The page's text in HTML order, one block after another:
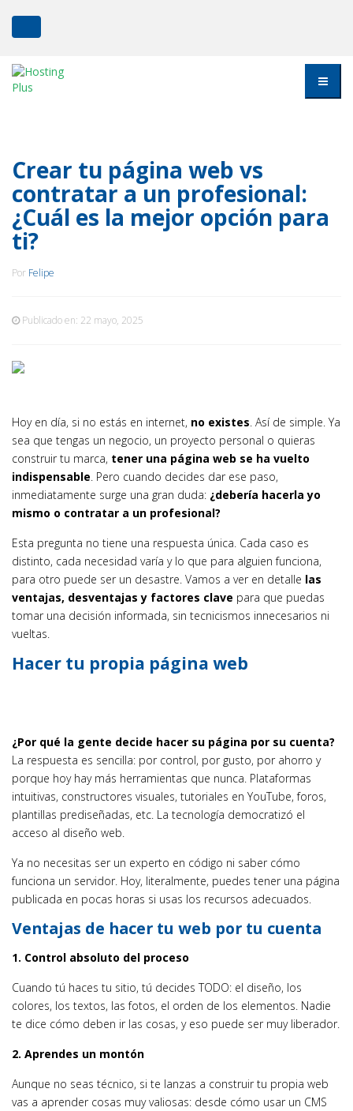
Crear tu página web vs
contratar a un profesional:
¿Cuál es la mejor opción para
ti?
Por Felipe
Publicado en: 22 mayo, 2025
Hoy en día, si no estás en internet, no existes. Así de simple. Ya
sea que tengas un negocio, un proyecto personal o quieras
construir tu marca, tener una página web se ha vuelto
indispensable. Pero cuando decides dar ese paso,
inmediatamente surge una gran duda: ¿debería hacerla yo
mismo o contratar a un profesional?
Esta pregunta no tiene una respuesta única. Cada caso es
distinto, cada necesidad varía y lo que para alguien funciona,
para otro puede ser un desastre. Vamos a ver en detalle las
ventajas, desventajas y factores clave para que puedas
tomar una decisión informada, sin tecnicismos innecesarios ni
vueltas.
Hacer tu propia página web
¿Por qué la gente decide hacer su página por su cuenta?
La respuesta es sencilla: por control, por gusto, por ahorro y
porque hoy hay más herramientas que nunca. Plataformas
intuitivas, constructores visuales, tutoriales en YouTube, foros,
plantillas prediseñadas, etc. La tecnología democratizó el
acceso al diseño web.
Ya no necesitas ser un experto en código ni saber cómo
funciona un servidor. Hoy, literalmente, puedes tener una página
publicada en pocas horas si usas los recursos adecuados.
Ventajas de hacer tu web por tu cuenta
1. Control absoluto del proceso
Cuando tú haces tu sitio, tú decides TODO: el diseño, los
colores, los textos, las fotos, el orden de los elementos. Nadie
te dice cómo deben ir las cosas, y eso puede ser muy liberador.
2. Aprendes un montón
Aunque no seas técnico, si te lanzas a construir tu propia web
vas a aprender cosas muy valiosas: desde cómo usar un CMS